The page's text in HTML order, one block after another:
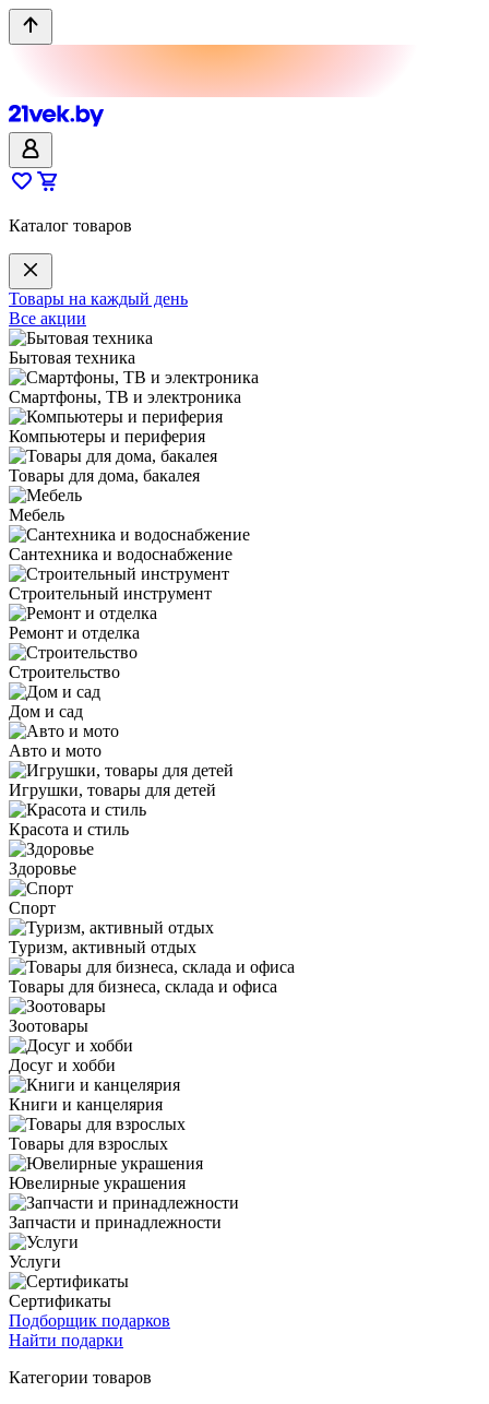
Каталог товаров
Товары на каждый день
Все акции
Бытовая техника
Смартфоны, ТВ и электроника
Компьютеры и периферия
Товары для дома, бакалея
Мебель
Сантехника и водоснабжение
Строительный инструмент
Ремонт и отделка
Строительство
Дом и сад
Авто и мото
Игрушки, товары для детей
Красота и стиль
Здоровье
Спорт
Туризм, активный отдых
Товары для бизнеса, склада и офиса
Зоотовары
Досуг и хобби
Книги и канцелярия
Товары для взрослых
Ювелирные украшения
Запчасти и принадлежности
Услуги
Сертификаты
Подборщик подарков
Найти подарки
Категории товаров